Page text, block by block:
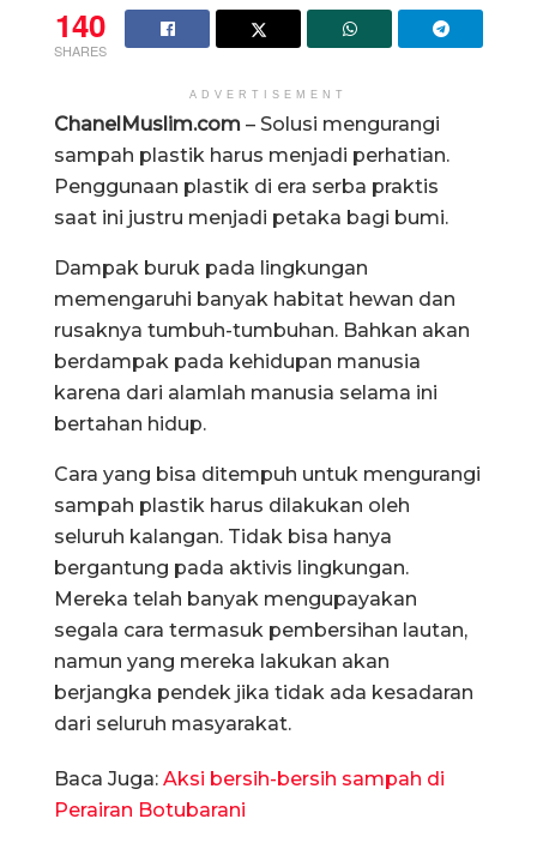
140
SHARES
ADVERTISEMENT
ChanelMuslim.com – Solusi mengurangi
sampah plastik harus menjadi perhatian.
Penggunaan plastik di era serba praktis
saat ini justru menjadi petaka bagi bumi.
Dampak buruk pada lingkungan
memengaruhi banyak habitat hewan dan
rusaknya tumbuh-tumbuhan. Bahkan akan
berdampak pada kehidupan manusia
karena dari alamlah manusia selama ini
bertahan hidup.
Cara yang bisa ditempuh untuk mengurangi
sampah plastik harus dilakukan oleh
seluruh kalangan. Tidak bisa hanya
bergantung pada aktivis lingkungan.
Mereka telah banyak mengupayakan
segala cara termasuk pembersihan lautan,
namun yang mereka lakukan akan
berjangka pendek jika tidak ada kesadaran
dari seluruh masyarakat.
Baca Juga: Aksi bersih-bersih sampah di
Perairan Botubarani